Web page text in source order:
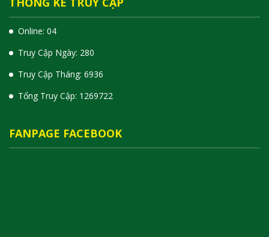
Online: 04
Truy Cập Ngày: 280
Truy Cập Tháng: 6936
Tổng Truy Cập: 1 269722
FANPAGE FACEBOOK